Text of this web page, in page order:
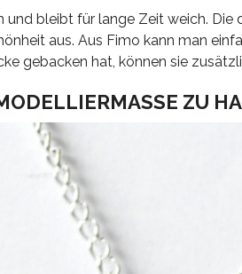
bleibt für lange Zeit weich.
aus. Aus Fimo kann man
gebacken hat, können sie
ZU